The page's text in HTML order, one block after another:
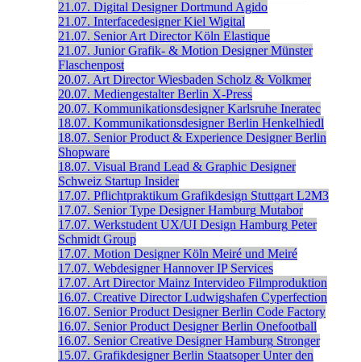
21.07. Digital Designer Dortmund Agido
21.07. Interfacedesigner Kiel Wigital
21.07. Senior Art Director Köln Elastique
21.07. Junior Grafik- & Motion Designer Münster
Flaschenpost
20.07. Art Director Wiesbaden Scholz & Volkmer
20.07. Mediengestalter Berlin X-Press
20.07. Kommunikationsdesigner Karlsruhe Ineratec
18.07. Kommunikationsdesigner Berlin Henkelhiedl
18.07. Senior Product & Experience Designer Berlin
Shopware
18.07. Visual Brand Lead & Graphic Designer
Schweiz Startup Insider
17.07. Pflichtpraktikum Grafikdesign Stuttgart L2M3
17.07. Senior Type Designer Hamburg Mutabor
17.07. Werkstudent UX/UI Design Hamburg Peter
Schmidt Group
17.07. Motion Designer Köln Meiré und Meiré
17.07. Webdesigner Hannover IP Services
17.07. Art Director Mainz Intervideo Filmproduktion
16.07. Creative Director Ludwigshafen Cyperfection
16.07. Senior Product Designer Berlin Code Factory
16.07. Senior Product Designer Berlin Onefootball
16.07. Senior Creative Designer Hamburg Stronger
15.07. Grafikdesigner Berlin Staatsoper Unter den